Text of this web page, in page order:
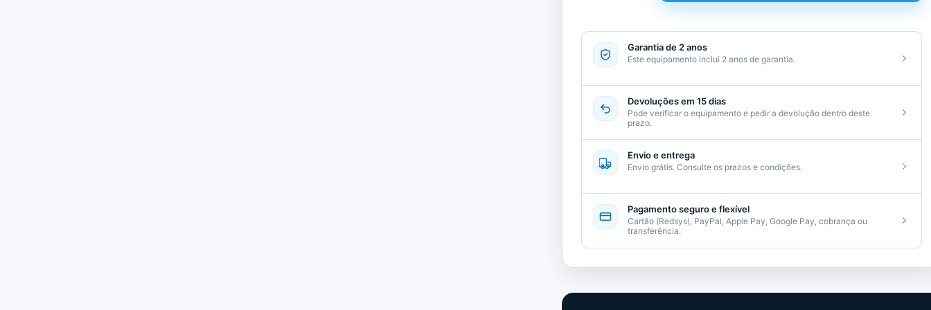
HP
ZBook
Fury
G7
17.3''
Recondicionado
i5
2.6GHz
32
GB
|
Garantia de 2 anos
Este equipamento inclui 2 anos de garantia.
Devoluções em 15 dias
Pode verificar o equipamento e pedir a devolução dentro deste
prazo.
Envio e entrega
Envio grátis. Consulte os prazos e condições.
Pagamento seguro e flexível
Cartão (Redsys), PayPal, Apple Pay, Google Pay, cobrança ou
transferência.